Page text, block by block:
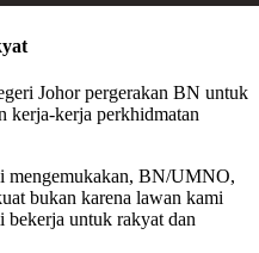
Johor pergerakan BN untuk
kerja-kerja perkhidmatan
BN/UMNO,
bukan karena lawan kami
bekerja untuk rakyat dan